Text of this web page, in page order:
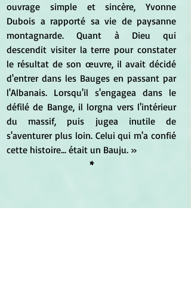
ouvrage simple et sincère, Yvonne
Dubois a rapporté sa vie de paysanne
montagnarde. Quant à Dieu qui
descendit visiter la terre pour constater
le résultat de son œuvre, il avait décidé
d'entrer dans les Bauges en passant par
l'Albanais. Lorsqu'il s'engagea dans le
défilé de Bange, il lorgna vers l'intérieur
du massif, puis jugea inutile de
s'aventurer plus loin. Celui qui m'a confié
cette histoire... était un Bauju. »
*